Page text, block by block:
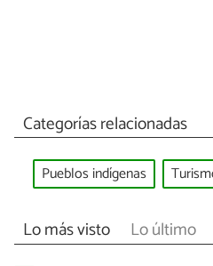
Categorías relacionadas
Pueblos indígenas
Lo más visto Lo último